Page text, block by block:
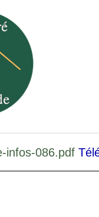
infos-086.pdf